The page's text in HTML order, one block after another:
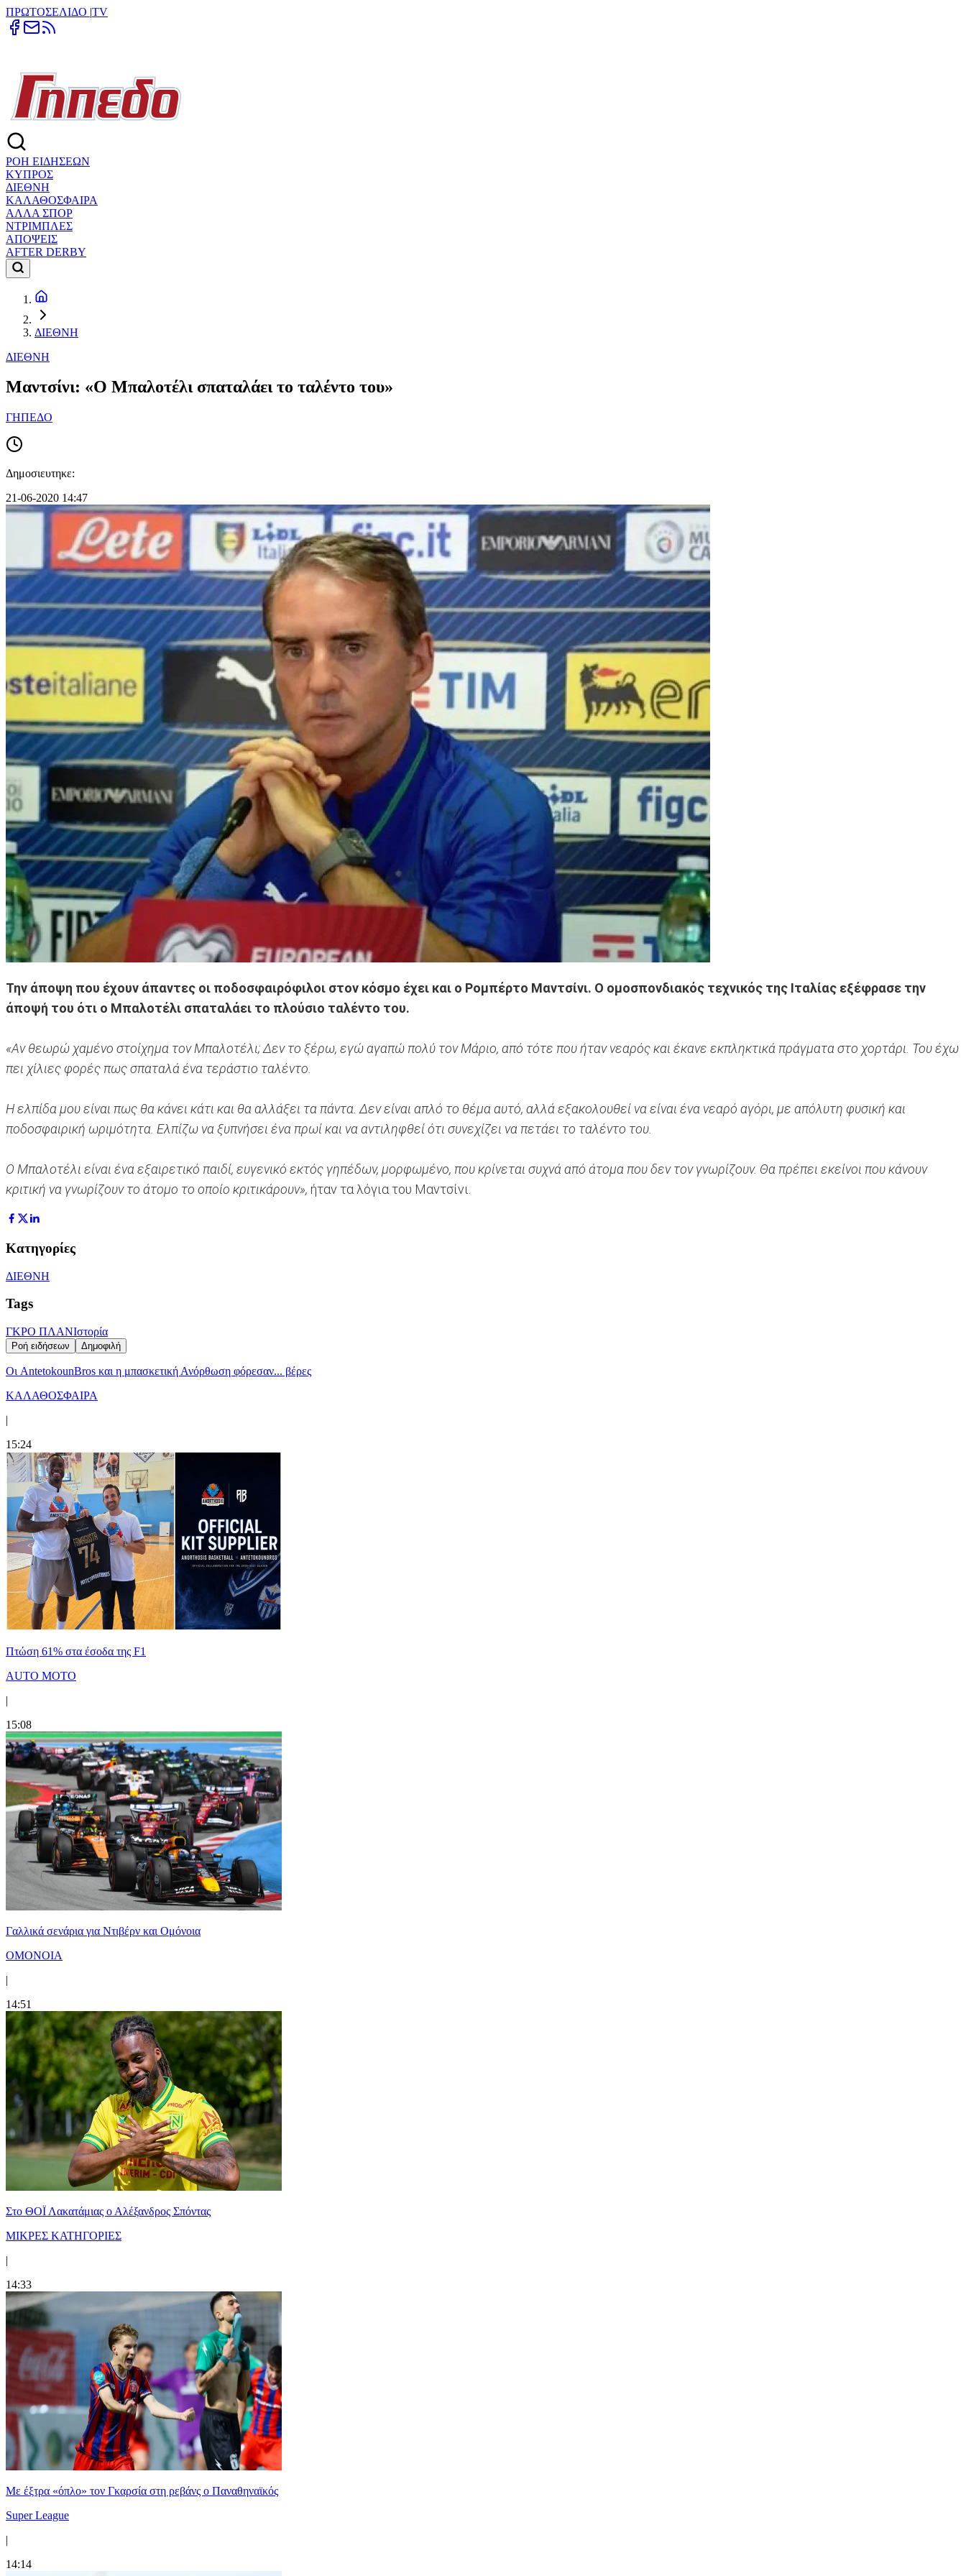
ΠΡΩΤΟΣΕΛΙΔΟ |TV
ΡΟΗ ΕΙΔΗΣΕΩΝ
ΚΥΠΡΟΣ
ΔΙΕΘΝΗ
ΚΑΛΑΘΟΣΦΑΙΡΑ
ΑΛΛΑ ΣΠΟΡ
ΝΤΡΙΜΠΛΕΣ
ΑΠΟΨΕΙΣ
AFTER DERBY
ΔΙΕΘΝΗ
ΔΙΕΘΝΗ
Μαντσίνι: «Ο Μπαλοτέλι σπαταλάει το ταλέντο του»
ΓΗΠΕΔΟ
Δημοσιευτηκε:
21-06-2020 14:47
Την άποψη που έχουν άπαντες οι ποδοσφαιρόφιλοι στον κόσμο έχει και ο Ρομπέρτο Μαντσίνι. Ο ομοσπονδιακός τεχνικός της Ιταλίας εξέφρασε την
άποψή του ότι ο Μπαλοτέλι σπαταλάει το πλούσιο ταλέντο του.
«Αν θεωρώ χαμένο στοίχημα τον Μπαλοτέλι; Δεν το ξέρω, εγώ αγαπώ πολύ τον Μάριο, από τότε που ήταν νεαρός και έκανε εκπληκτικά πράγματα στο χορτάρι. Του έχω
πει χίλιες φορές πως σπαταλά ένα τεράστιο ταλέντο.
Η ελπίδα μου είναι πως θα κάνει κάτι και θα αλλάξει τα πάντα. Δεν είναι απλό το θέμα αυτό, αλλά εξακολουθεί να είναι ένα νεαρό αγόρι, με απόλυτη φυσική και
ποδοσφαιρική ωριμότητα. Ελπίζω να ξυπνήσει ένα πρωί και να αντιληφθεί ότι συνεχίζει να πετάει το ταλέντο του.
Ο Μπαλοτέλι είναι ένα εξαιρετικό παιδί, ευγενικό εκτός γηπέδων, μορφωμένο, που κρίνεται συχνά από άτομα που δεν τον γνωρίζουν. Θα πρέπει εκείνοι που κάνουν
κριτική να γνωρίζουν το άτομο το οποίο κριτικάρουν», ήταν τα λόγια του Μαντσίνι.
Κατηγορίες
ΔΙΕΘΝΗ
Tags
ΓΚΡΟ ΠΛΑΝΙστορία
Ροή ειδήσεων Δημοφιλή
Oι AntetokounBros και η μπασκετική Ανόρθωση φόρεσαν... βέρες
ΚΑΛΑΘΟΣΦΑΙΡΑ
|
15:24
Πτώση 61% στα έσοδα της F1
AUTO MOTO
|
15:08
Γαλλικά σενάρια για Ντιβέρν και Ομόνοια
ΟΜΟΝΟΙΑ
|
14:51
Στο ΘΟΪ Λακατάμιας ο Αλέξανδρος Σπόντας
ΜΙΚΡΕΣ ΚΑΤΗΓΟΡΙΕΣ
|
14:33
Mε έξτρα «όπλο» τον Γκαρσία στη ρεβάνς ο Παναθηναϊκός
Super League
|
14:14